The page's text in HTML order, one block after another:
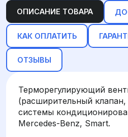
ОПИСАНИЕ ТОВАРА
КАК ОПЛАТИТЬ
ОТЗЫВЫ
Терморегулирующий
(расширительный
системы
Mercedes-Benz, Smart.